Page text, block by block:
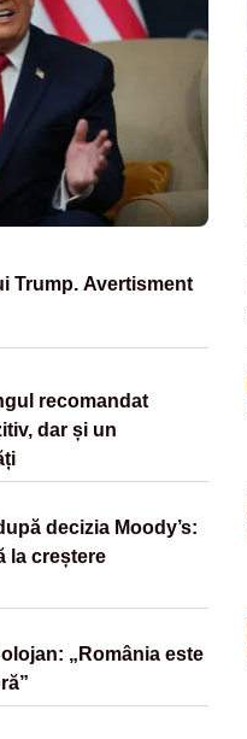
Trump. Avertisment
recomandat
dar și un
decizia Moody’s:
la creștere
„România este